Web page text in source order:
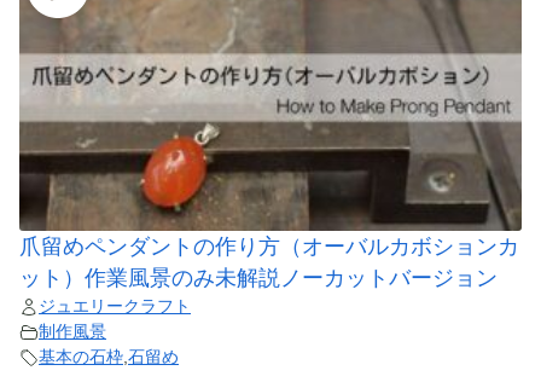
爪留めペンダントの作り方（オーバルカボションカ
ット）作業風景のみ未解説ノーカットバージョン
ジュエリークラフト
制作風景
基本の石枠 石留め